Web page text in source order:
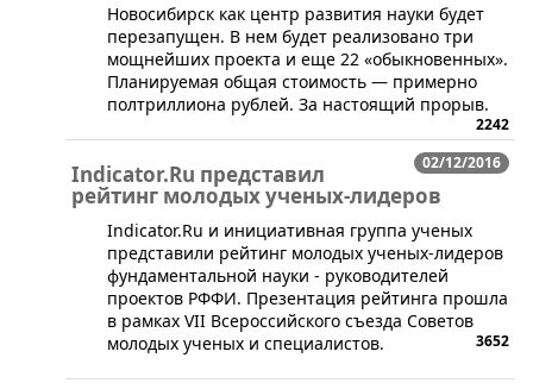
​Новосибирск как центр развития науки будет
перезапущен. В нем будет реализовано три
мощнейших проекта и еще 22 «обыкновенных».
Планируемая общая стоимость — примерно
полтриллиона рублей. За настоящий прорыв.
2242
02/12/2016
Indicator.Ru представил
рейтинг молодых ученых-лидеров
​Indicator.Ru и инициативная группа ученых
представили рейтинг молодых ученых-лидеров
фундаментальной науки - руководителей
проектов РФФИ. Презентация рейтинга прошла
в рамках VII Всероссийского съезда Советов
молодых ученых и специалистов.
3652